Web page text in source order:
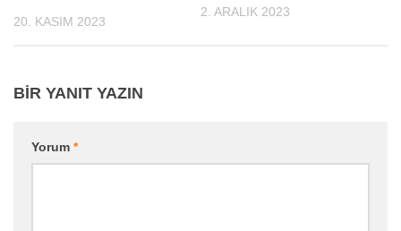
20. KASIM 2023
2. ARALIK 2023
BIR YANIT YAZIN
Yorum *